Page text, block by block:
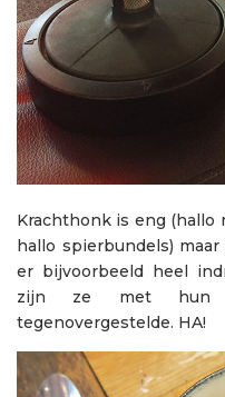
Krachthonk is eng (hallo
hallo spierbundels)
er bijvoorbeeld heel
zijn ze met hun
tegenovergestelde. HA!